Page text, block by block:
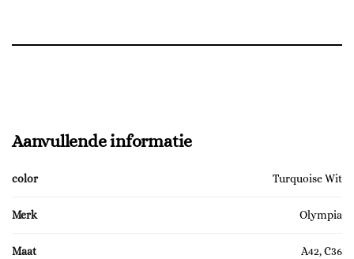
Aanvullende informatie
color Turquoise Wit
Merk Olympia
Maat A42, C36